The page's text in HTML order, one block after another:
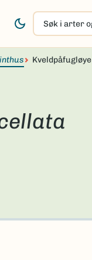
Søk
i
arter
og
Kveldpåfugløye